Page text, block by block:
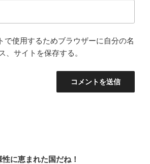
で使用するためブラウザーに自分の名
、サイトを保存する。
に恵まれた国だね！